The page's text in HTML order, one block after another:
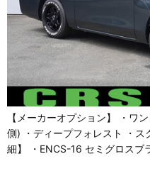
【メーカーオプション】 ・ワ
側) ・ディープフォレスト ・
細】 ・ENCS-16 セミグロス